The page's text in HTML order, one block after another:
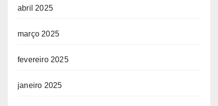
abril 2025
março 2025
fevereiro 2025
janeiro 2025